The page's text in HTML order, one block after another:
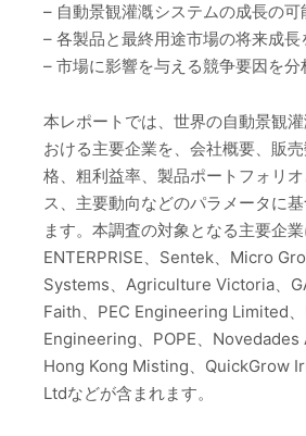
– 自動景観灌漑システムの成長の可
– 各製品と最終用途市場の将来成長
– 市場に影響を与える競争要因を分
本レポートでは、世界の自動景観
おける主要企業を、会社概要、販
格、粗利益率、製品ポートフォリ
ス、主要動向などのパラメータに
ます。本調査の対象となる主要企
ENTERPRISE、Sentek、Micro
Systems、Agriculture Victoria、
Faith、PEC Engineering Limited
Engineering、POPE、Novedades
Hong Kong Misting、QuickGrow
Ltdなどが含まれます。